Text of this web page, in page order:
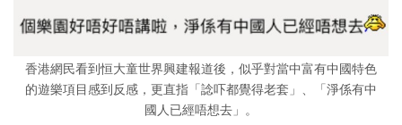
香港網民看到恒大童世界興建報道後，似乎對當中富有中國特色
的遊樂項目感到反感，更直指「諗吓都覺得老套」、「淨係有中
國人已經唔想去」。